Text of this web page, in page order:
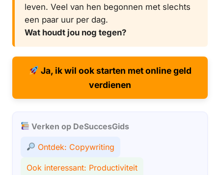
leven. Veel van hen begonnen met slechts
een paar uur per dag.
Wat houdt jou nog tegen?
Ja, ik wil ook starten met online geld
verdienen
Verken op DeSuccesGids
Ontdek: Copywriting
Ook interessant: Productiviteit